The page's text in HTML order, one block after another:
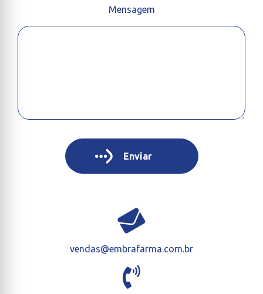
Mensagem
vendas@embrafarma.com.br